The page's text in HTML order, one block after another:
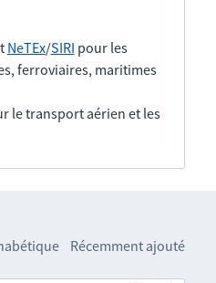
NeTEx/SIRI pour les
ferroviaires, maritimes
le transport aérien et les
Récemment ajouté